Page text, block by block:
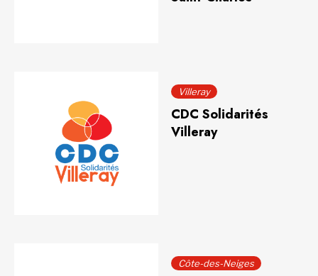
Villeray
CDC Solidarités
Villeray
Côte-des-Neiges